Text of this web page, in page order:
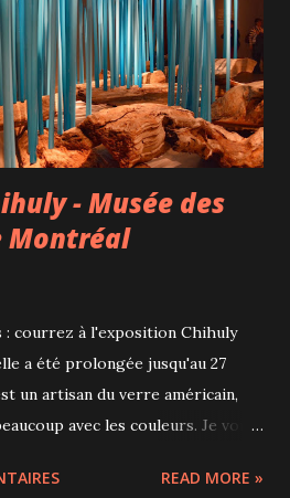
Plus la soirée avance, plus la
s'allonge. Quoi qu'il en soit, c'est
terminer sa semaine...
- Musée des
Montréal
: courrez à l'exposition Chihuly
a été prolongée jusqu'au 27
un artisan du verre américain,
avec les couleurs. Je vous
Macchia Barques Néons Une
READ MORE »